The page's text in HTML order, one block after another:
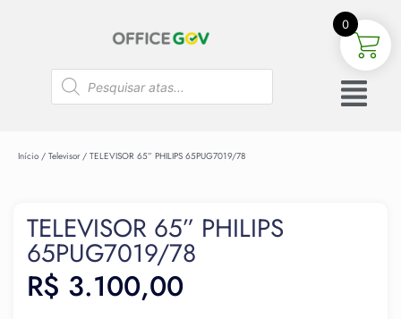
Início / Televisor/ TELEVISOR 65” PHILIPS 65PUG7019/78
TELEVISOR 65” PHILIPS
65PUG7019/78
R$ 3.100,00
0